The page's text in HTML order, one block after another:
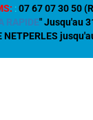
: 07 67 07 30 50
RAPIDE" Jusqu'au
NETPERLES